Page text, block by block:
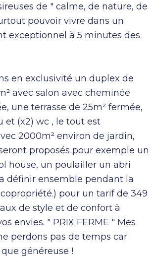
de " calme, de nature, de
pouvoir vivre dans un
exceptionnel à 5 minutes des
en exclusivité un duplex de
avec salon avec cheminée
une terrasse de 25m² fermée,
et (x2) wc , le tout est
2000m² environ de jardin,
proposés pour exemple un
house, un poulailler un abri
définir ensemble pendant la
pour un tarif de 349
de style et de confort à
envies. " PRIX FERME " Mes
perdons pas de temps car
généreuse !